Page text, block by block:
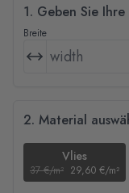
1. Geben Sie
Breite
2. Material
Vlies
37 €/m² 29,60 €/m²